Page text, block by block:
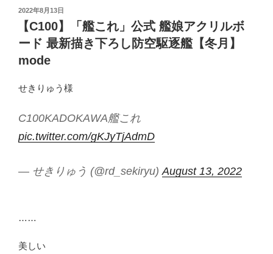
投
日:
2022年8月13日
【C100】「艦これ」公式 艦娘アクリルボ
ード 最新描き下ろし防空駆逐艦【冬月】
mode
せきりゅう様
C100KADOKAWA艦これ
pic.twitter.com/gKJyTjAdmD
— せきりゅう (@rd_sekiryu)August 13, 2022
……
美しい